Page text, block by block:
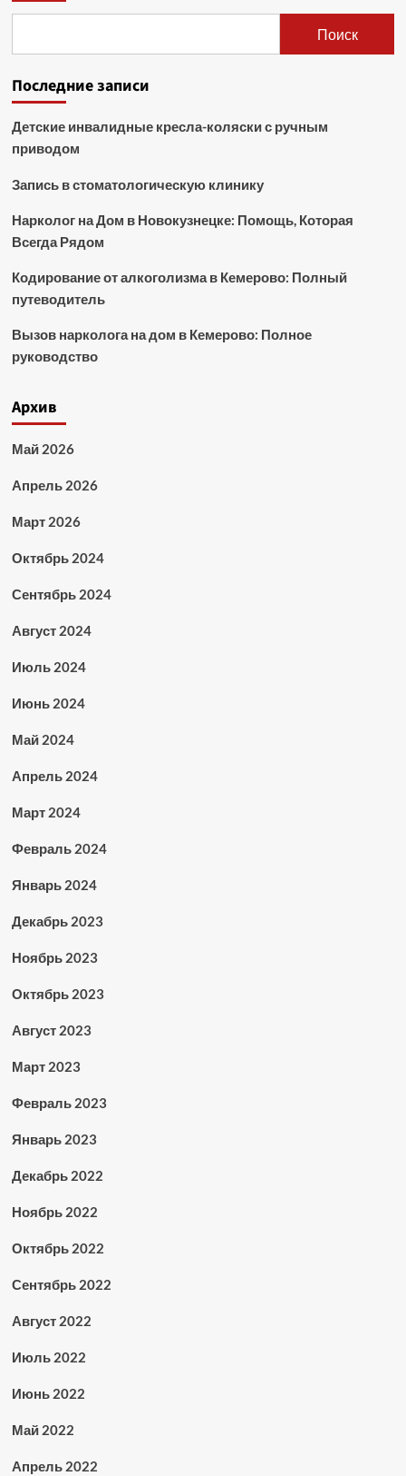
Поиск
Последние записи
Детские инвалидные кресла-коляски с ручным
приводом
Запись в стоматологическую клинику
Нарколог на Дом в Новокузнецке: Помощь, Которая
Всегда Рядом
Кодирование от алкоголизма в Кемерово: Полный
путеводитель
Вызов нарколога на дом в Кемерово: Полное
руководство
Архив
Май 2026
Апрель 2026
Март 2026
Октябрь 2024
Сентябрь 2024
Август 2024
Июль 2024
Июнь 2024
Май 2024
Апрель 2024
Март 2024
Февраль 2024
Январь 2024
Декабрь 2023
Ноябрь 2023
Октябрь 2023
Август 2023
Март 2023
Февраль 2023
Январь 2023
Декабрь 2022
Ноябрь 2022
Октябрь 2022
Сентябрь 2022
Август 2022
Июль 2022
Июнь 2022
Май 2022
Апрель 2022